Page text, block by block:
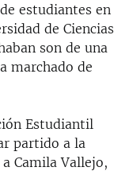
estudiantes en
de Ciencias
son de una
marchado de
Estudiantil
partido a la
Camila Vallejo,